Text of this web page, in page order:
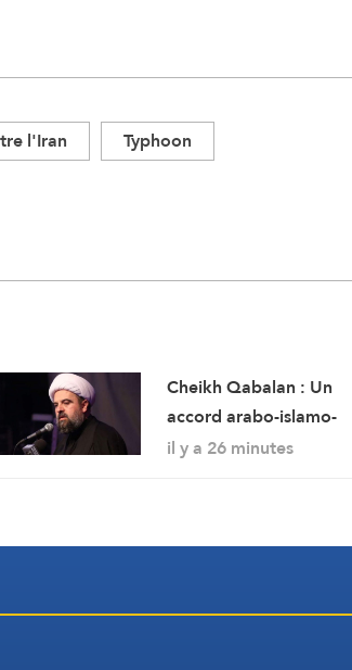
l'Iran Typhoon
Cheikh Qabalan : Un
accord arabo-islamo-
iranien est la meilleure et
il y a 26 minutes